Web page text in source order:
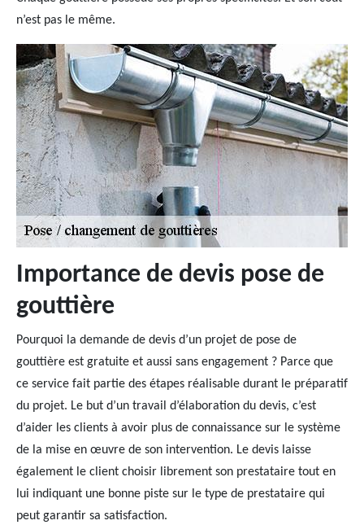
n’est pas le même.
Importance de devis pose de
gouttière
Pourquoi la demande de devis d’un projet de pose de
gouttière est gratuite et aussi sans engagement ? Parce que
ce service fait partie des étapes réalisable durant le préparatif
du projet. Le but d’un travail d’élaboration du devis, c’est
d’aider les clients à avoir plus de connaissance sur le système
de la mise en œuvre de son intervention. Le devis laisse
également le client choisir librement son prestataire tout en
lui indiquant une bonne piste sur le type de prestataire qui
peut garantir sa satisfaction.